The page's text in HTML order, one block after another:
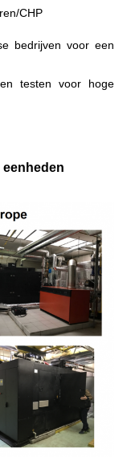
CHP
bedrijven voor een
testen voor hoge
eenheden